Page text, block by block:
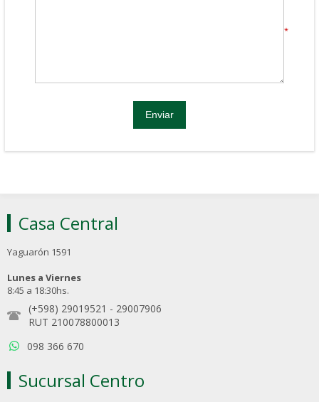
*
Casa Central
Yaguarón 1591
Lunes a Viernes
8:45 a 18:30hs.
(+598) 29019521 - 29007906
RUT 210078800013
098 366 670
Sucursal Centro